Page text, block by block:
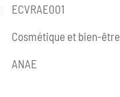
ECVRAE001
Cosmétique et bien-être
ANAE